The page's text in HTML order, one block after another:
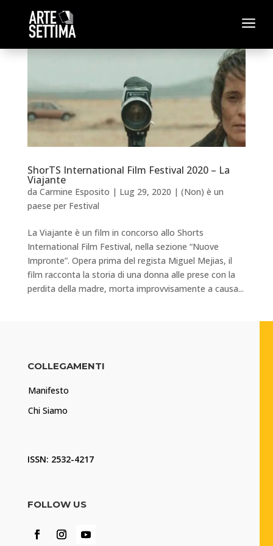
a
ShorTS International Film Festival 2020 – La
Viajante
da Carmine Esposito | Lug 29, 2020 | (Non) è un
paese per Festival
La Viajante è un film in concorso allo Shorts
International Film Festival, nella sezione “Nuove
Impronte”. Opera prima del regista Miguel Mejias, il
film racconta la storia di una donna alle prese con la
perdita della madre, morta improvvisamente a causa...
COLLEGAMENTI
Manifesto
Chi Siamo
ISSN: 2532-4217
FOLLOW US